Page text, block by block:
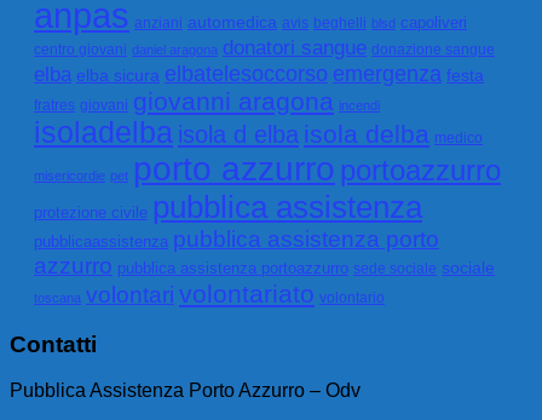
anpas anziani automedica avis beghelli blsd capoliveri
centro giovani daniel aragona donatori sangue donazione sangue
elba elba sicura elbatelesoccorso emergenza festa
fratres giovani giovanni aragona incendi
isoladelba isola d elba isola delba medico
misericordie pet porto azzurro portoazzurro
protezione civile pubblica assistenza
pubblicaassistenza pubblica assistenza porto
azzurro pubblica assistenza portoazzurro sede sociale sociale
toscana volontari volontariato volontario
Contatti
Pubblica Assistenza Porto Azzurro – Odv